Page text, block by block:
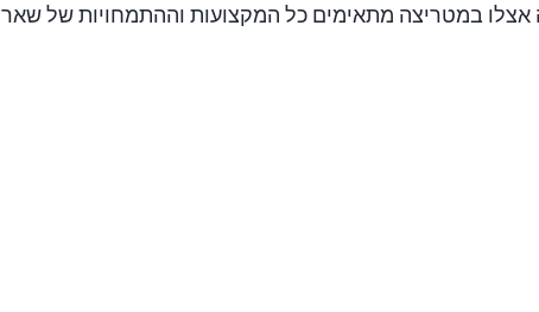
אצלו במטריצה מתאימים כל המקצועות וההתמחויות של שאר